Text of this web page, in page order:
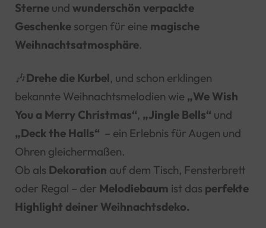
Sterne und wunderschön verpackte
Geschenke sorgen für eine magische
Weihnachtsatmosphäre.
🎶Drehe die Kurbel, und schon erklingen
bekannte Weihnachtsmelodien wie „We Wish
You a Merry Christmas“, „Jingle Bells“ und
„Deck the Halls“ – ein Erlebnis für Augen und
Ohren gleichermaßen.
Ob als Dekoration auf dem Tisch, Fensterbrett
oder Regal – der Melodiebaum ist das perfekte
Highlight deiner Weihnachtsdeko.